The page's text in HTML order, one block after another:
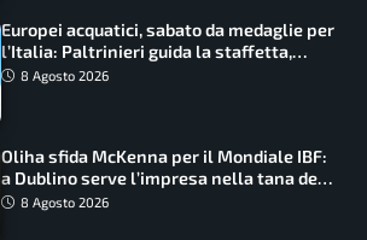
Europei acquatici, sabato da medaglie per
l’Italia: Paltrinieri guida la staffetta,
Barnabà sogna l’oro dalle grandi altezze
8 Agosto 2026
Oliha sfida McKenna per il Mondiale IBF:
a Dublino serve l’impresa nella tana del
lupo8 Agosto 2026